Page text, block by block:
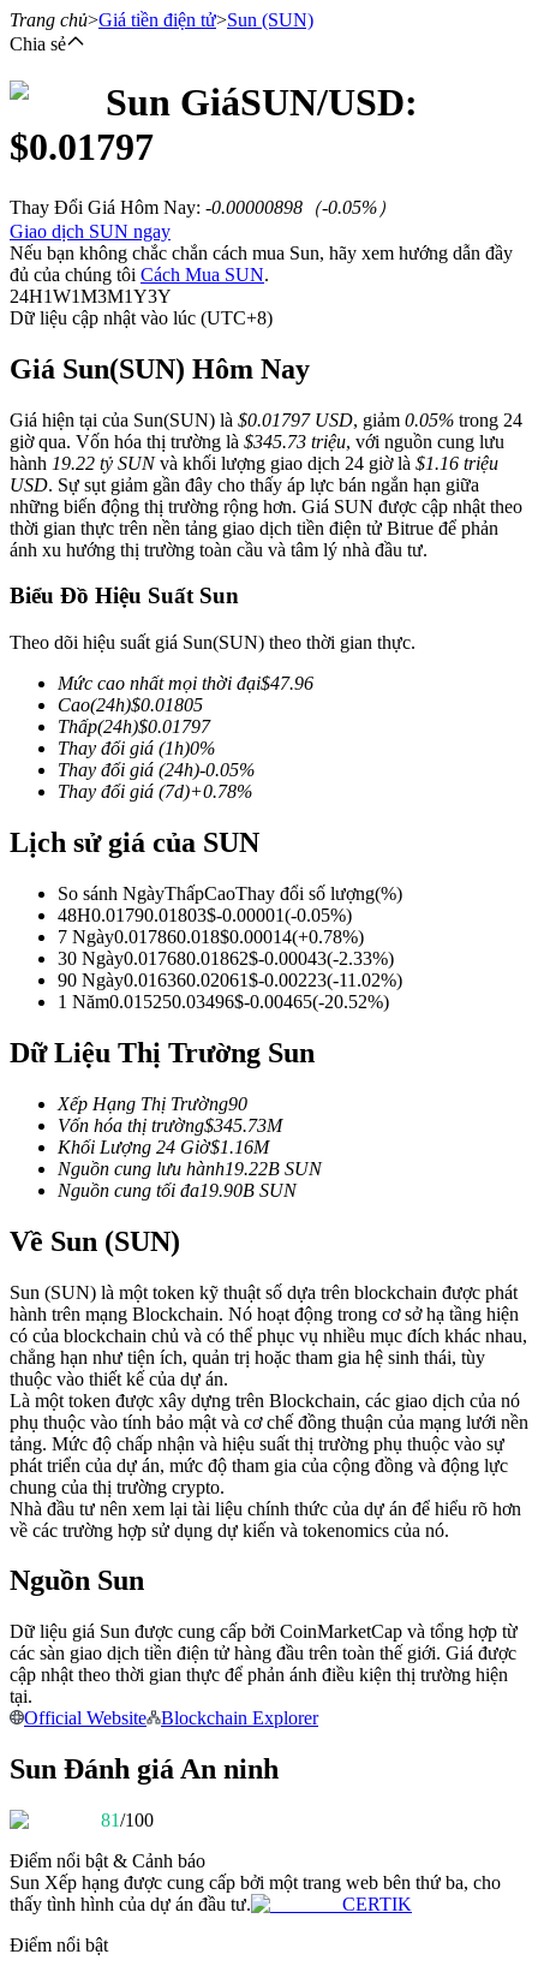
Hợp đồng tương lai
USDT Futures
COIN-M Futures
Futures sử dụng token làm tài sản thế chấp
TradFi
USDC Futures vĩnh cửu
Futures sử dụng USDC làm tài sản thế chấp
Sao chép Giao dịch
Tham gia cùng các nhà giao dịch hàng đầu
Trở thành Nhà giao dịch Sao chép
Tận hưởng chia sẻ lợi nhuận và hoa hồng giao dịch sao chép
Phân tích dữ liệu lớn bao gồm thông tin giao dịch, v.v.
Trang chủ>Giá tiền điện tử>Sun (SUN)
Chia sẻ
Sun GiáSUN/USD:
$0.01797
Thay Đổi Giá Hôm Nay: -0.00000898 （-0.05%）
Giao dịch SUN ngay
Nếu bạn không chắc chắn cách mua Sun, hãy xem hướng dẫn đầy
đủ của chúng tôi Cách Mua SUN.
24H1W1M3M1Y3Y
Dữ liệu cập nhật vào lúc (UTC+8)
Giá Sun(SUN) Hôm Nay
Giá hiện tại của Sun(SUN) là $0.01797 USD, giảm 0.05% trong 24
giờ qua. Vốn hóa thị trường là $345.73 triệu, với nguồn cung lưu
hành 19.22 tỷ SUNvà khối lượng giao dịch 24 giờ là $1.16 triệu
USD. Sự sụt giảm gần đây cho thấy áp lực bán ngắn hạn giữa
những biến động thị trường rộng hơn. Giá SUN được cập nhật theo
thời gian thực trên nền tảng giao dịch tiền điện tử Bitrue để phản
ánh xu hướng thị trường toàn cầu và tâm lý nhà đầu tư.
Biểu Đồ Hiệu Suất Sun
Theo dõi hiệu suất giá Sun(SUN) theo thời gian thực.
Mức cao nhất mọi thời đại$47.96
Cao(24h)$0.01805
Thấp(24h)$0.01797
Thay đổi giá (1h)0%
Thay đổi giá (24h)-0.05%
Thay đổi giá (7d)+0.78%
Lịch sử giá của SUN
So sánh NgàyThấpCaoThay đổi số lượng(%)
48H0.01790.01803$-0.00001(-0.05%)
7 Ngày0.017860.018$0.00014(+0.78%)
30 Ngày0.017680.01862$-0.00043(-2.33%)
90 Ngày0.016360.02061$-0.00223(-11.02%)
1 Năm0.015250.03496$-0.00465(-20.52%)
Dữ Liệu Thị Trường Sun
Xếp Hạng Thị Trường90
Vốn hóa thị trường$345.73M
Khối Lượng 24 Giờ$1.16M
Nguồn cung lưu hành19.22B SUN
Nguồn cung tối đa19.90B SUN
Về Sun (SUN)
Sun (SUN) là một token kỹ thuật số dựa trên blockchain được phát
hành trên mạng Blockchain. Nó hoạt động trong cơ sở hạ tầng hiện
có của blockchain chủ và có thể phục vụ nhiều mục đích khác nhau,
chẳng hạn như tiện ích, quản trị hoặc tham gia hệ sinh thái, tùy
thuộc vào thiết kế của dự án.
Là một token được xây dựng trên Blockchain, các giao dịch của nó
phụ thuộc vào tính bảo mật và cơ chế đồng thuận của mạng lưới nền
tảng. Mức độ chấp nhận và hiệu suất thị trường phụ thuộc vào sự
phát triển của dự án, mức độ tham gia của cộng đồng và động lực
chung của thị trường crypto.
Nhà đầu tư nên xem lại tài liệu chính thức của dự án để hiểu rõ hơn
về các trường hợp sử dụng dự kiến và tokenomics của nó.
Nguồn Sun
Dữ liệu giá Sun được cung cấp bởi CoinMarketCap và tổng hợp từ
các sàn giao dịch tiền điện tử hàng đầu trên toàn thế giới. Giá được
cập nhật theo thời gian thực để phản ánh điều kiện thị trường hiện
tại.
Official Website
Blockchain Explorer
Sun Đánh giá An ninh
81/100
Điểm nổi bật & Cảnh báo
Sun Xếp hạng được cung cấp bởi một trang web bên thứ ba, cho
thấy tình hình của dự án đầu tư.
CERTIK
Điểm nổi bật